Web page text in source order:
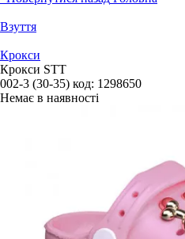
Взуття
Крокси
Крокси STT
002-3 (30-35) код: 1298650
Немає в наявності